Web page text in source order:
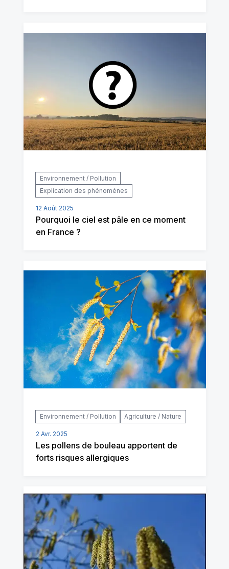
Environnement / Pollution
Explication des phénomènes
12 Août 2025
Pourquoi le ciel est pâle en ce moment
en France ?
Environnement / Pollution Agriculture / Nature
2 Avr. 2025
Les pollens de bouleau apportent de
forts risques allergiques